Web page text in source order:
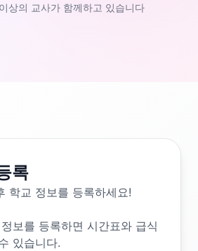
상의 교사가 함께하고 있습니다
록
학교 정보를 등록하세요!
보를 등록하면 시간표와 급식
있습니다.